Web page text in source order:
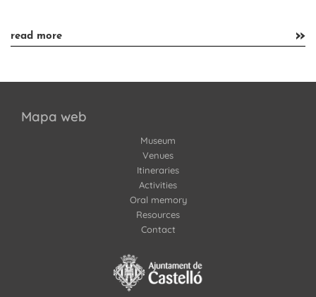
read more »
Mapa web
Museum
Venues
Itineraries
Activities
Oral memory
Resources
Contact